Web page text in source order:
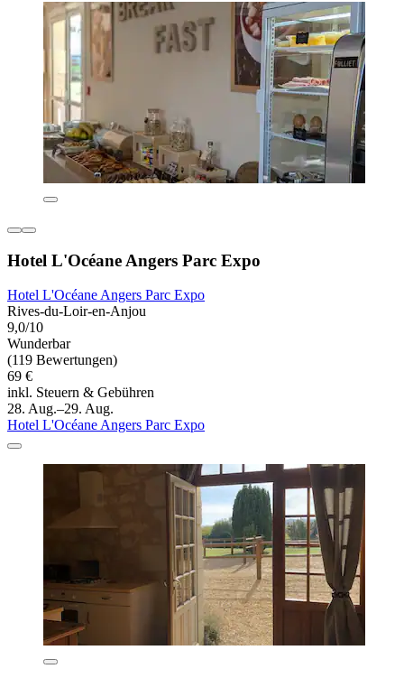
Hotel L'Océane Angers Parc Expo
Hotel L'Océane Angers Parc Expo
Rives-du-Loir-en-Anjou
9,0/10
Wunderbar
(119 Bewertungen)
69 €
inkl. Steuern & Gebühren
28. Aug.–29. Aug.
Hotel L'Océane Angers Parc Expo